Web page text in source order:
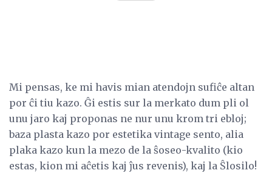
Mi pensas, ke mi havis mian atendojn sufiĉe altan
por ĉi tiu kazo. Ĝi estis sur la merkato dum pli ol
unu jaro kaj proponas ne nur unu krom tri ebloj;
baza plasta kazo por estetika vintage sento, alia
plaka kazo kun la mezo de la ŝoseo-kvalito (kio
estas, kion mi aĉetis kaj ĵus revenis), kaj la Ŝlosilo!